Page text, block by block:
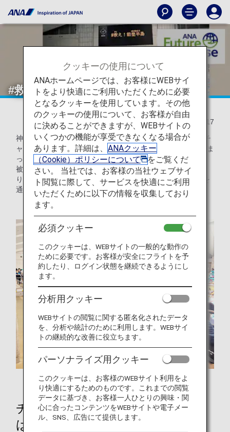
#救え！能登半島
2024/06/17
神奈川県にあるさがみはらグリーンプールにて、『第11回チ
ャリティースイム イン さがみはら』が開催され、有志で集ま
ったANAグループ社員が参加しました。
被災地から招待された選手と一緒にリレーを組んで泳いだ
り、招集所でそれぞれが経験した被災の話をしたり、水泳を
通して交流しました。
参加したANAグループ社員
チャリティースイム イン さがみ
はら について
クッキーの使用について
ANAホームページでは、お客様にWEBサイ
トをより快適にご利用いただくために必要
となるクッキーを使用しています。その他
のクッキーの使用について、お客様が自由
に決めることができますが、WEBサイトの
いくつかの機能が享受できなくなる場合が
あります。詳細は、 ANAクッキー
（Cookie）ポリシーについて
をご覧くだ
さい。 当社では、お客様の当社ウェブサイ
ト閲覧に際して、サービスを快適にご利用
いただくために以下の情報を収集しており
ます。
必須クッキー
このクッキーは、WEBサイトの一般的な動作の
ために必要です。お客様が安全にフライトを予
約したり、ログイン状態を継続できるようにし
ます。
分析用クッキー
WEBサイトの閲覧に関する匿名化されたデータ
を、分析や統計のために利用します。WEBサイ
トの継続的な改善に役立ちます。
パーソナライズ用クッキー
このクッキーは、お客様のWEBサイト利用をよ
り快適にするためのものです。これまでの閲覧
データに基づき、お客様一人ひとりの興味・関
心に合ったコンテンツをWEBサイトや電子メー
ル、SNS、広告にて提供します。